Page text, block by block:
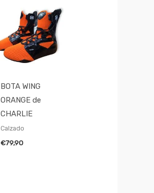
BOTA WING
ORANGE de
CHARLIE
Calzado
€79,90